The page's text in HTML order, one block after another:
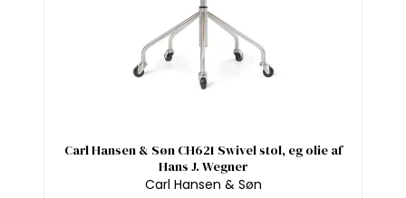
Carl Hansen & Søn CH621 Swivel stol, eg olie af
Hans J. Wegner
Carl Hansen & Søn